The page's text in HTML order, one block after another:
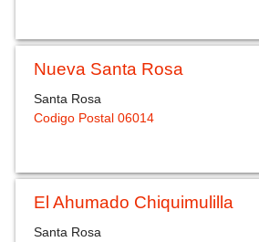
Nueva Santa Rosa
Santa Rosa
Codigo Postal 06014
El Ahumado Chiquimulilla
Santa Rosa